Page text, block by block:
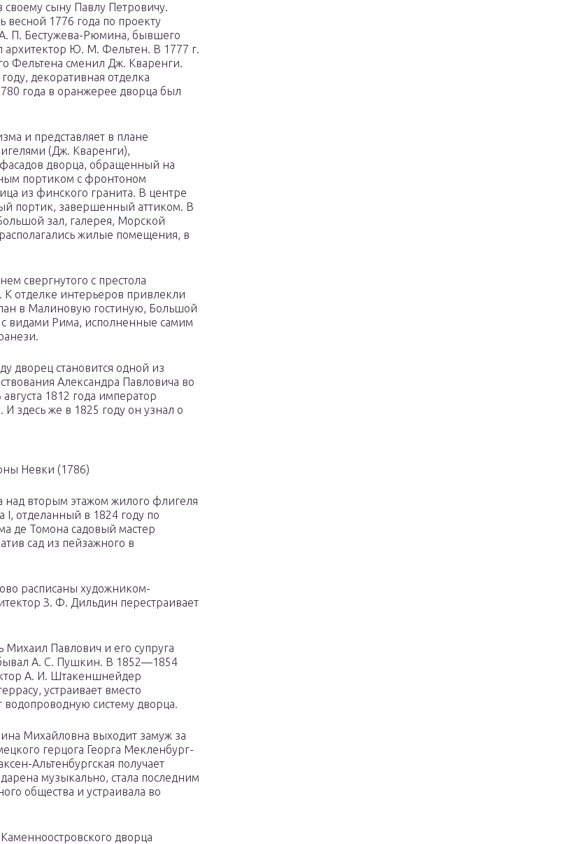
сыну Павлу Петровичу.
весной 1776 года по проекту
А. П. Бестужева-Рюмина, бывшего
архитектор Ю. М. Фельтен. В 1777 г.
Фельтена сменил Дж. Кваренги.
декоративная отделка
года в оранжерее дворца был
и представляет в плане
(Дж. Кваренги),
дворца, обращенный на
портиком с фронтоном
из финского гранита. В центре
портик, завершенный аттиком. В
зал, галерея, Морской
жилые помещения, в
свергнутого с престола
К отделке интерьеров привлекли
в Малиновую гостиную, Большой
видами Рима, исполненные самим
дворец становится одной из
Александра Павловича во
1812 года император
здесь же в 1825 году он узнал о
Невки (1786)
над вторым этажом жилого флигеля
I, отделанный в 1824 году по
де Томона садовый мастер
сад из пейзажного в
расписаны художником-
З. Ф. Дильдин перестраивает
Павлович и его супруга
А. С. Пушкин. В 1852—1854
А. И. Штакеншнейдер
устраивает вместо
систему дворца.
Михайловна выходит замуж за
герцога Георга Мекленбург-
Альтенбургская получает
музыкально, стала последним
общества и устраивала во
дворца